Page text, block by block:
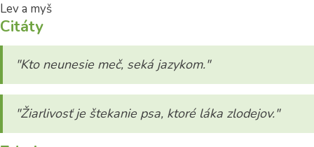
Lev a myš
Citáty
"Kto neunesie meč, seká jazykom."
"Žiarlivosť je štekanie psa, ktoré láka zlodejov."